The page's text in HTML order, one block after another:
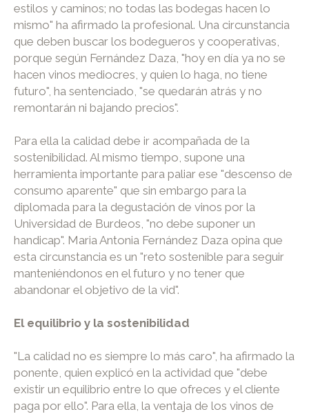
estilos y caminos; no todas las bodegas hacen lo
mismo" ha afirmado la profesional. Una circunstancia
que deben buscar los bodegueros y cooperativas,
porque según Fernández Daza, "hoy en día ya no se
hacen vinos mediocres, y quien lo haga, no tiene
futuro", ha sentenciado, "se quedarán atrás y no
remontarán ni bajando precios".
Para ella la calidad debe ir acompañada de la
sostenibilidad. Al mismo tiempo, supone una
herramienta importante para paliar ese "descenso de
consumo aparente" que sin embargo para la
diplomada para la degustación de vinos por la
Universidad de Burdeos, "no debe suponer un
handicap". Maria Antonia Fernández Daza opina que
esta circunstancia es un "reto sostenible para seguir
manteniéndonos en el futuro y no tener que
abandonar el objetivo de la vid".
El equilibrio y la sostenibilidad
"La calidad no es siempre lo más caro", ha afirmado la
ponente, quien explicó en la actividad que "debe
existir un equilibrio entre lo que ofreces y el cliente
paga por ello". Para ella, la ventaja de los vinos de